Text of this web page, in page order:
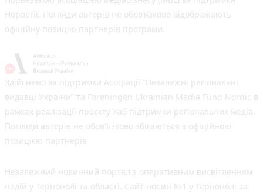
Норвегії. Погляди авторів не обов’язково відображають
офіційну позицію партнерів програми.
Здійснено за підтримки Асоціації “Незалежні регіональні
видавці України” та Foreningen Ukrainian Media Fund Nordic в
рамках реалізації проєкту Хаб підтримки регіональних медіа.
Погляди авторів не обов'язково збігаються з офіційною
позицією партнерів
Незалежний новинний портал з оперативним висвітленням
подій у Тернополі та області. Сайт новин №1 у Тернополі за